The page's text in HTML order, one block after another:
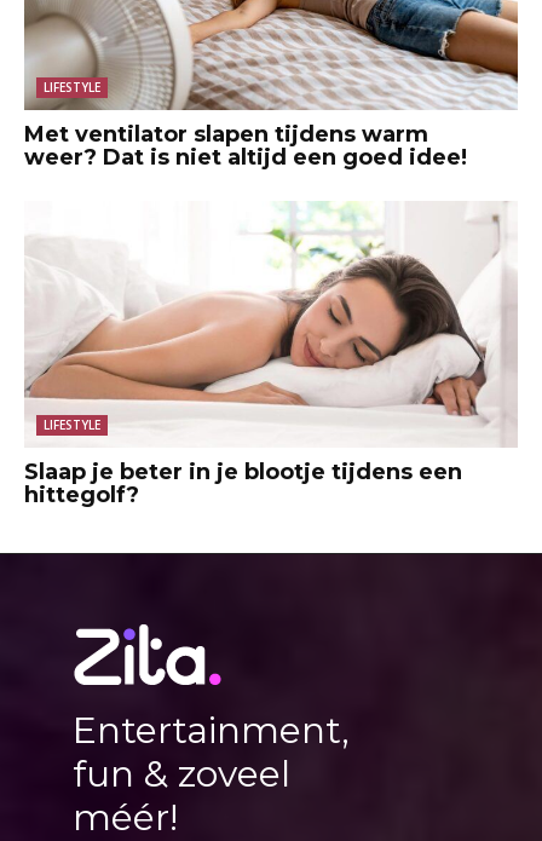
LIFESTYLE
Met ventilator slapen tijdens warm
weer? Dat is niet altijd een goed idee!
LIFESTYLE
Slaap je beter in je blootje tijdens een
hittegolf?
Entertainment,
fun & zoveel
méér!